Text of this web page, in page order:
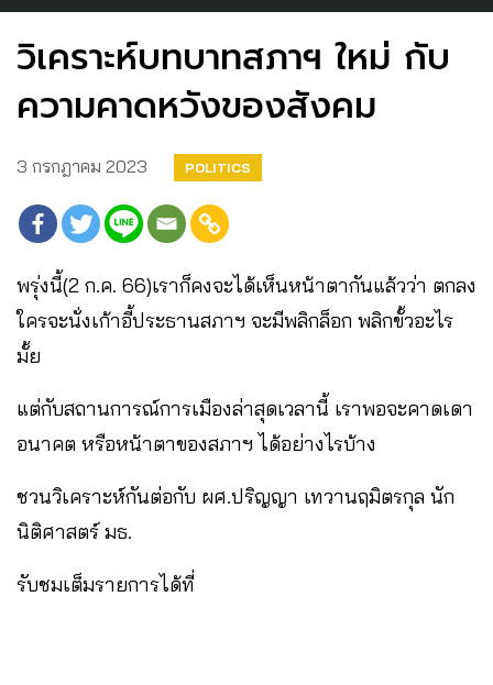
วิเคราะห์บทบาทสภาฯ ใหม่ กับ
ความคาดหวังของสังคม
3 กรกฎาคม 2023 POLITICS
พรุ่งนี้(2 ก.ค. 66)เราก็คงจะได้เห็นหน้าตากันแล้วว่า ตกลง
ใครจะนั่งเก้าอี้ประธานสภาฯ จะมีพลิกล็อก พลิกขั้วอะไร
มั้ย
แต่กับสถานการณ์การเมืองล่าสุดเวลานี้ เราพอจะคาดเดา
อนาคต หรือหน้าตาของสภาฯ ได้อย่างไรบ้าง
ชวนวิเคราะห์กันต่อกับ ผศ.ปริญญา เทวานฤมิตรกุล นัก
นิติศาสตร์ มธ.
รับชมเต็มรายการได้ที่